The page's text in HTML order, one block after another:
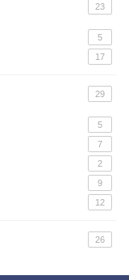
23
5
17
29
5
7
2
9
12
26